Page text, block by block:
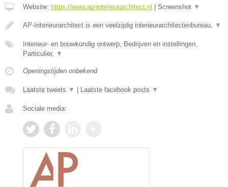
Website: https://www.ap-interieurarchitect.nl Screenshot ▼
AP-Interieurarchitect is een veelzijdig interieurarchitectenbureau, ▼
Interieur- en bouwkundig ontwerp, Bedrijven en instellingen,
Particulier, ▼
Openingstijden onbekend
Laatste tweets ▼ Laatste facebook posts ▼
Sociale media: